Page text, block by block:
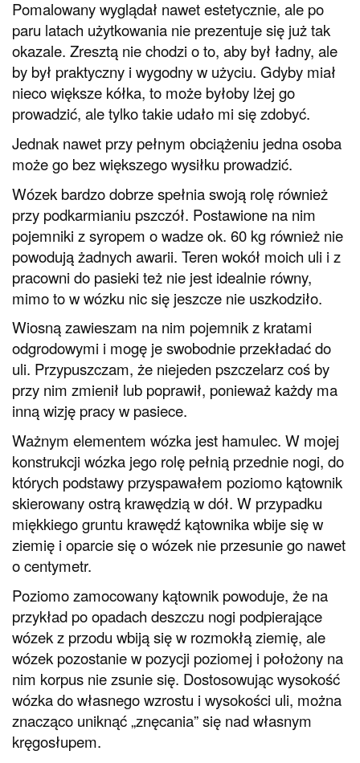
Pomalowany wyglądał nawet estetycznie, ale po
paru latach użytkowania nie prezentuje się już tak
okazale. Zresztą nie chodzi o to, aby był ładny, ale
by był praktyczny i wygodny w użyciu. Gdyby miał
nieco większe kółka, to może byłoby lżej go
prowadzić, ale tylko takie udało mi się zdobyć.
Jednak nawet przy pełnym obciążeniu jedna osoba
może go bez większego wysiłku prowadzić.
Wózek bardzo dobrze spełnia swoją rolę również
przy podkarmianiu pszczół. Postawione na nim
pojemniki z syropem o wadze ok. 60 kg również nie
powodują żadnych awarii. Teren wokół moich uli i z
pracowni do pasieki też nie jest idealnie równy,
mimo to w wózku nic się jeszcze nie uszkodziło.
Wiosną zawieszam na nim pojemnik z kratami
odgrodowymi i mogę je swobodnie przekładać do
uli. Przypuszczam, że niejeden pszczelarz coś by
przy nim zmienił lub poprawił, ponieważ każdy ma
inną wizję pracy w pasiece.
Ważnym elementem wózka jest hamulec. W mojej
konstrukcji wózka jego rolę pełnią przednie nogi, do
których podstawy przyspawałem poziomo kątownik
skierowany ostrą krawędzią w dół. W przypadku
miękkiego gruntu krawędź kątownika wbije się w
ziemię i oparcie się o wózek nie przesunie go nawet
o centymetr.
Poziomo zamocowany kątownik powoduje, że na
przykład po opadach deszczu nogi podpierające
wózek z przodu wbiją się w rozmokłą ziemię, ale
wózek pozostanie w pozycji poziomej i położony na
nim korpus nie zsunie się. Dostosowując wysokość
wózka do własnego wzrostu i wysokości uli, można
znacząco uniknąć „znęcania” się nad własnym
kręgosłupem.